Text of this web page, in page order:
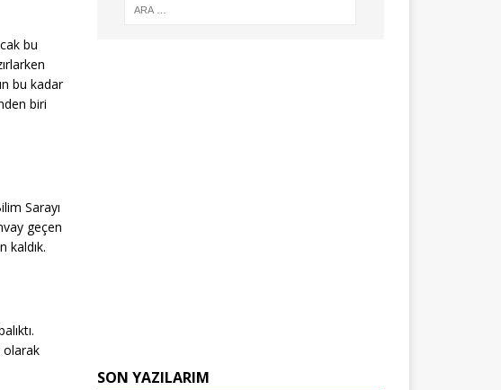
bu
bu kadar
biri
Sarayı
geçen
kaldık.
olarak
SON YAZILARIM